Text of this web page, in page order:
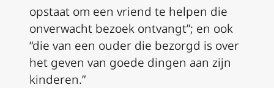
opstaat om een vriend te helpen die
onverwacht bezoek ontvangt”; en ook
“die van een ouder die bezorgd is over
het geven van goede dingen aan zijn
kinderen.”